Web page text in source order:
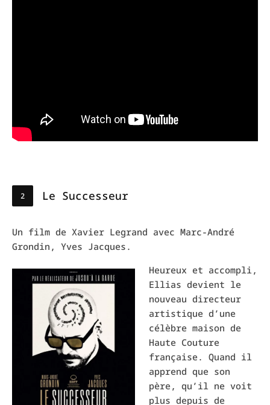
Le Successeur
Un film de Xavier Legrand avec Marc-André
Grondin, Yves Jacques.
Heureux et accompli,
Ellias devient le
nouveau directeur
artistique d’une
célèbre maison de
Haute Couture
française. Quand il
apprend que son
père, qu’il ne voit
plus depuis de